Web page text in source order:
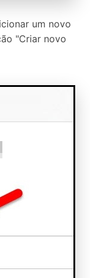
um novo
"Criar novo